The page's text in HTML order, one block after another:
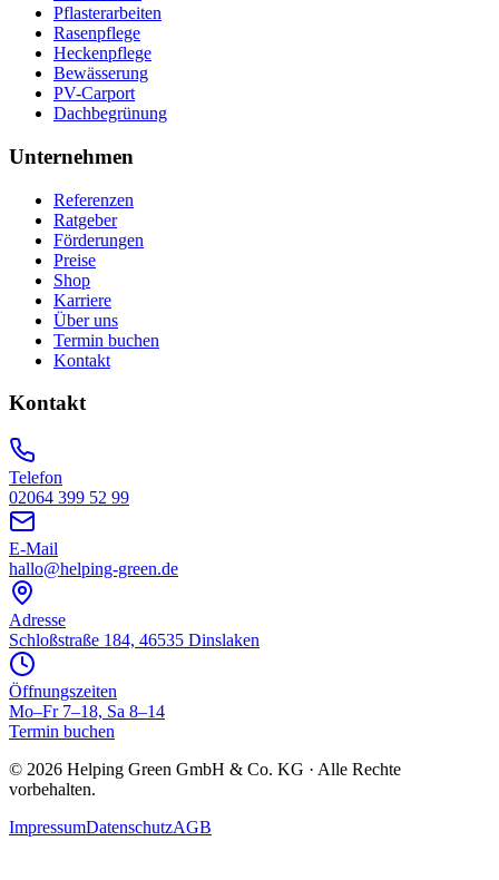
Pflasterarbeiten
Rasenpflege
Heckenpflege
Bewässerung
PV-Carport
Dachbegrünung
Unternehmen
Referenzen
Ratgeber
Förderungen
Preise
Shop
Karriere
Über uns
Termin buchen
Kontakt
Kontakt
Telefon
02064 399 52 99
E-Mail
hallo@helping-green.de
Adresse
Schloßstraße 184, 46535 Dinslaken
Öffnungszeiten
Mo–Fr 7–18, Sa 8–14
Termin buchen
© 2026 Helping Green GmbH & Co. KG · Alle Rechte
vorbehalten.
ImpressumDatenschutzAGB